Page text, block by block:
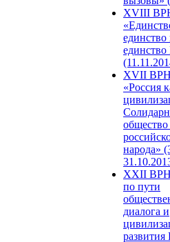
XVIII
единство
единство
XVII
«Россия
народа»
XXII
по пути
диалога и
развития